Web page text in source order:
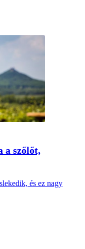
a szőlőt,
és ez nagy